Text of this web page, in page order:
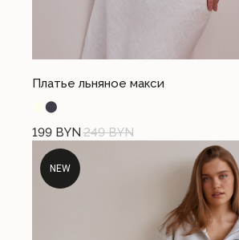
Платье льняное макси
⬤
199 BYN 249 BYN
NEW
СЛУЖБА ПОДДЕРЖКИ
+375 (44) 740-44-10
Общество с ограниченной ответственностью «Имидж Про». 220088, РБ, г.
Свидетельство о государственной регистрации №191202580 от 27.02.2023.
Выдано Минским городским исполнительным комитетом. УНП 191202580
Почтовый адрес: 220053, г. Минск, Старовиленский тракт 87, офис 205
Книга замечаний и предложений находится по адресу: г. Минск, ул.
Если возникли вопросы, свяжитесь
с нами удобным способом
office@cloandmore.com